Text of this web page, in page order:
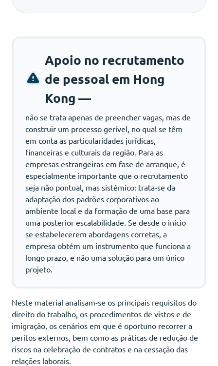
Apoio no recrutamento
de pessoal em Hong
Kong —
não se trata apenas de preencher vagas, mas de
construir um processo gerível, no qual se têm
em conta as particularidades jurídicas,
financeiras e culturais da região. Para as
empresas estrangeiras em fase de arranque, é
especialmente importante que o recrutamento
seja não pontual, mas sistémico: trata-se da
adaptação dos padrões corporativos ao
ambiente local e da formação de uma base para
uma posterior escalabilidade. Se desde o início
se estabelecerem abordagens corretas, a
empresa obtém um instrumento que funciona a
longo prazo, e não uma solução para um único
projeto.
Neste material analisam-se os principais requisitos do
direito do trabalho, os procedimentos de vistos e de
imigração, os cenários em que é oportuno recorrer a
peritos externos, bem como as práticas de redução de
riscos na celebração de contratos e na cessação das
relações laborais.